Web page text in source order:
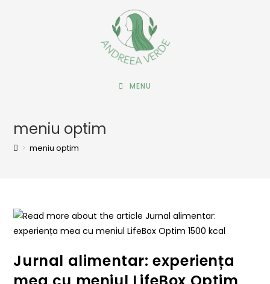
MENU
meniu optim
> meniu optim
Jurnal alimentar: experiența